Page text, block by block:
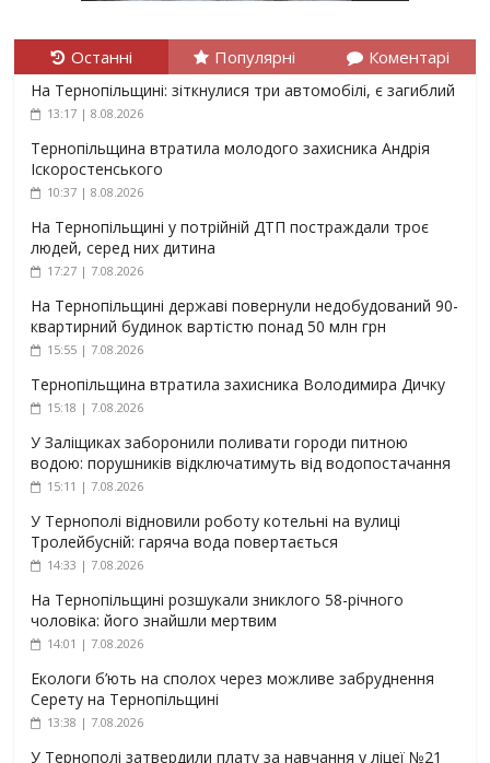
Останні Популярні Коментарі
На Тернопільщині: зіткнулися три автомобілі, є загиблий
13:17 | 8.08.2026
Тернопільщина втратила молодого захисника Андрія
Іскоростенського
10:37 | 8.08.2026
На Тернопільщині у потрійній ДТП постраждали троє
людей, серед них дитина
17:27 | 7.08.2026
На Тернопільщині державі повернули недобудований 90-
квартирний будинок вартістю понад 50 млн грн
15:55 | 7.08.2026
Тернопільщина втратила захисника Володимира Дичку
15:18 | 7.08.2026
У Заліщиках заборонили поливати городи питною
водою: порушників відключатимуть від водопостачання
15:11 | 7.08.2026
У Тернополі відновили роботу котельні на вулиці
Тролейбусній: гаряча вода повертається
14:33 | 7.08.2026
На Тернопільщині розшукали зниклого 58-річного
чоловіка: його знайшли мертвим
14:01 | 7.08.2026
Екологи б’ють на сполох через можливе забруднення
Серету на Тернопільщині
13:38 | 7.08.2026
У Тернополі затвердили плату за навчання у ліцеї №21